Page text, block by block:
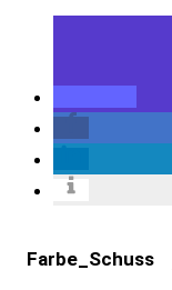
Farbe_Schuss